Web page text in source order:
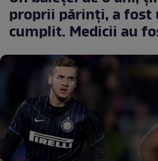
proprii părinți, a
cumplit. Medicii au